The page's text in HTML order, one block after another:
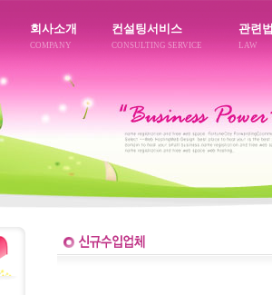
회사소개
COMPANY
컨설팅서비스
CONSULTING SERVICE
관련법
LAW